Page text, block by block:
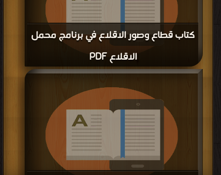
قراءة و تحميل كتاب كتاب نظم التشغيل (علوم+ تقانة)Operating System PDF
مجانا | مكتبة >كتب في اكبر منتدى| التحميل : مرة/مرات
كتاب اربع طرق لزيده السرعة في جميع
اصدارات windows PDF
قراءة و تحميل كتاب كتاب اربع طرق لزيده السرعة في جميع اصدارات windows PDF
مجانا | مكتبة >كتب في موقع| التحميل : مرة/مرات